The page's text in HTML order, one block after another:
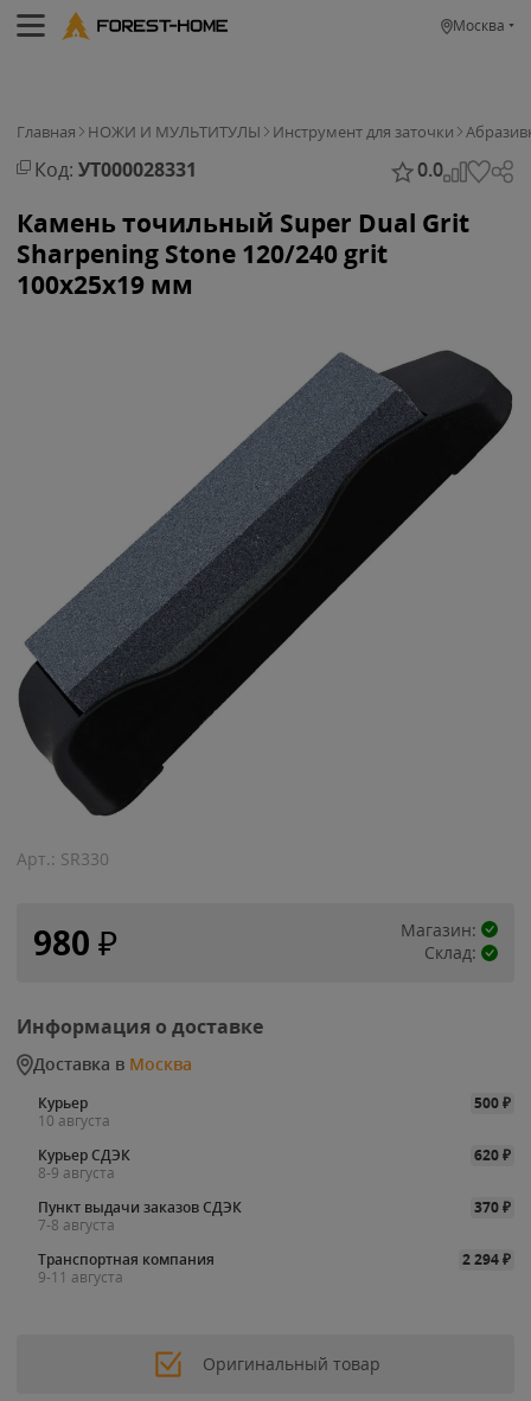
Москва
Главная НОЖИ И МУЛЬТИТУЛЫ Инструмент для заточки
Код: УТ000028331 0.0
Камень точильный Super Dual Grit
Sharpening Stone 120/240 grit
100х25х19 мм
Арт.: SR330
980 ₽
Магазин:
Склад:
Информация о доставке
Доставка в Москва
Курьер 500₽
10 августа
Курьер СДЭК
620₽
8-9 августа
Пункт выдачи заказов СДЭК
370₽
7-8 августа
Транспортная компания
2 294₽
9-11 августа
Оригинальный товар